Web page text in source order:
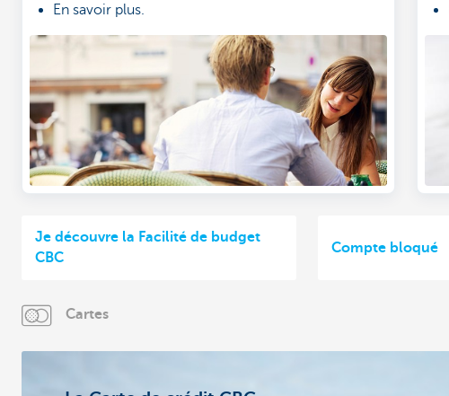
En savoir plus.
Je découvre la Facilité de budget
CBC
Compte bloqué
Cartes